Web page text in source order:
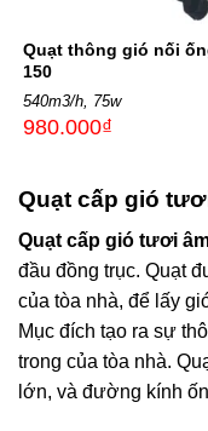
Quạt thông gió nối
150
540m3/h, 75w
980.000₫
Quạt cấp gió
Quạt cấp gió tươi
đầu đồng trục. Quạt
của tòa nhà, để lấy
Mục đích tạo ra sự
trong của tòa nhà.
lớn, và đường kính